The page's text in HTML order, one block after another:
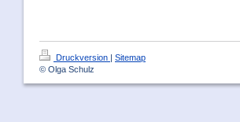
Druckversion | Sitemap
© Olga Schulz